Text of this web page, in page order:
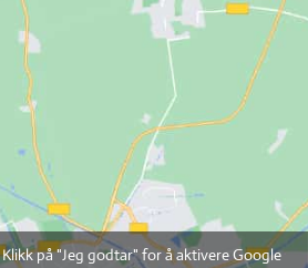
Klikk på "Jeg godtar" for å aktivere Google